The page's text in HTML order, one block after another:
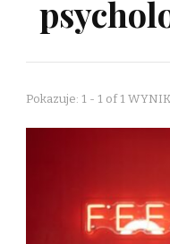
Pokazuje: 1 - 1 of 1